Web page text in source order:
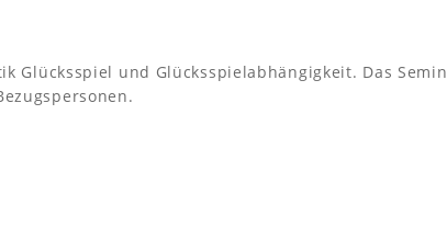
Glücksspiel und Glücksspielabhängigkeit. Das